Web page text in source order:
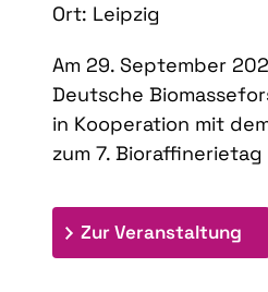
Ort: Leipzig
Am 29. September
Deutsche
in Kooperation mit
zum 7.
Zur Veranstaltung